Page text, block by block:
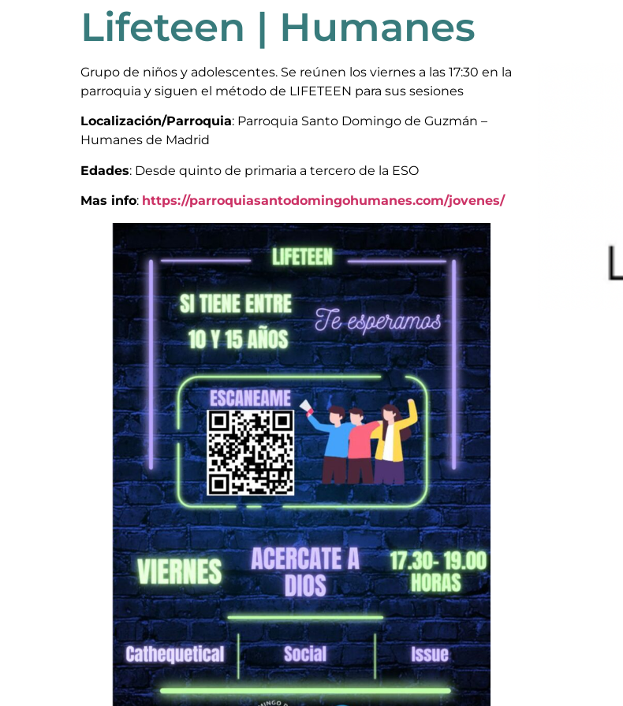
Lifeteen | Humanes
Grupo de niños y adolescentes. Se reúnen los viernes a las 17:30 en la
parroquia y siguen el método de LIFETEEN para sus sesiones
Localización/Parroquia: Parroquia Santo Domingo de Guzmán –
Humanes de Madrid
Edades: Desde quinto de primaria a tercero de la ESO
Mas info: https://parroquiasantodomingohumanes.com/jovenes/